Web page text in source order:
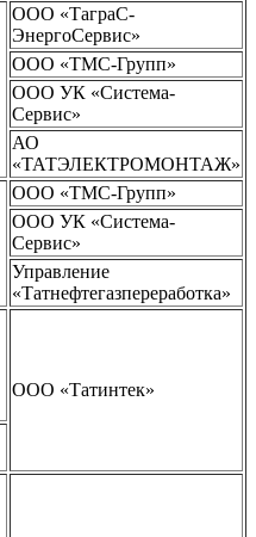
ООО «ТаграС-
ЭнергоСервис»
ООО «ТМС-Групп»
ООО УК «Система-
Сервис»
АО
«ТАТЭЛЕКТРОМОНТАЖ»
ООО «ТМС-Групп»
ООО УК «Система-
Сервис»
Управление
«Татнефтегазпереработка»
ООО «Татинтек»